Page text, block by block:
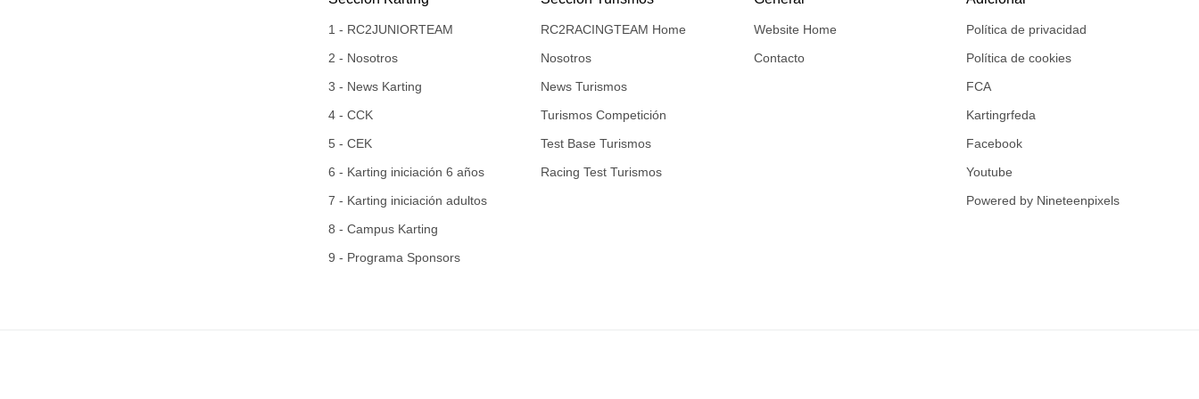
1 - RC2JUNIORTEAM
2 - Nosotros
3 - News Karting
4 - CCK
5 - CEK
6 - Karting iniciación 6 años
7 - Karting iniciación adultos
8 - Campus Karting
9 - Programa Sponsors
RC2RACINGTEAM Home
Nosotros
News Turismos
Turismos Competición
Test Base Turismos
Racing Test Turismos
Website Home
Contacto
Política de privacidad
Política de cookies
FCA
Kartingrfeda
Facebook
Youtube
Powered by Nineteenpixels